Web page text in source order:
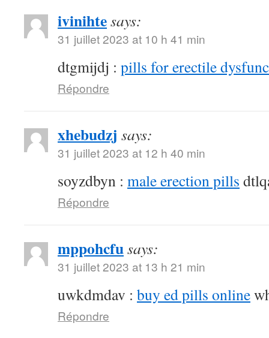
ivinihtesays:
31 juillet 2023 at 10 h 41 min
dtgmijdj : pills for erectile
Répondre
xhebudzj says:
31 juillet 2023 at 12 h 40 min
soyzdbyn : male erection pills
Répondre
mppohcfusays:
31 juillet 2023 at 13 h 21 min
uwkdmdav : buy ed pills online
Répondre